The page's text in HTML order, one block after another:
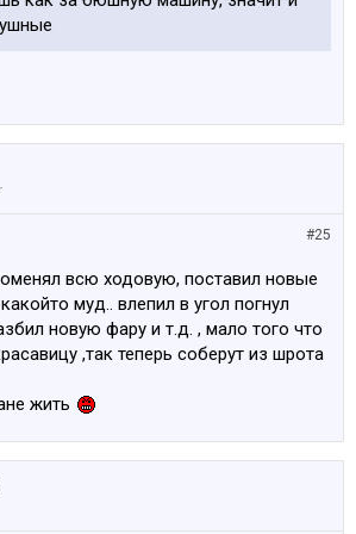
#25
всю ходовую, поставил новые
муд.. влепил в угол погнул
новую фару и т.д. , мало того что
,так теперь соберут из шрота
жить